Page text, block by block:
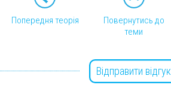
Попередня теорія
Повернутись до
теми
Відправити відгук